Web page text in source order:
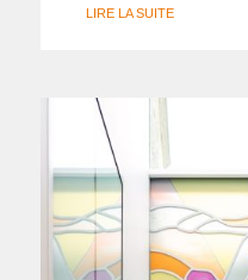
LIRE LA SUITE